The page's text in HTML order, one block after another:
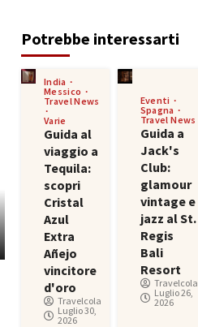
Potrebbe interessarti
India
Messico
Travel News
Varie
Guida al
viaggio a
Tequila:
scopri
Cristal
Azul
Extra
Añejo
vincitore
d'oro
Travelcola
Luglio 30,
2026
Eventi
Spagna
Travel News
Guida a
Jack's
Club:
glamour
vintage e
jazz al St.
Regis
Bali
Resort
Travelcola
Luglio 26,
2026